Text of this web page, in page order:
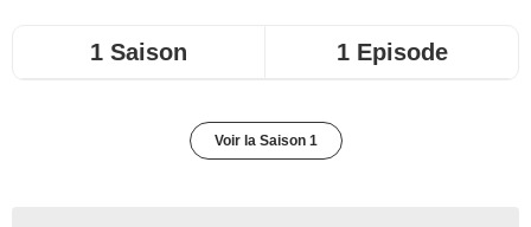
1 Saison 1 Episode
Voir la Saison 1